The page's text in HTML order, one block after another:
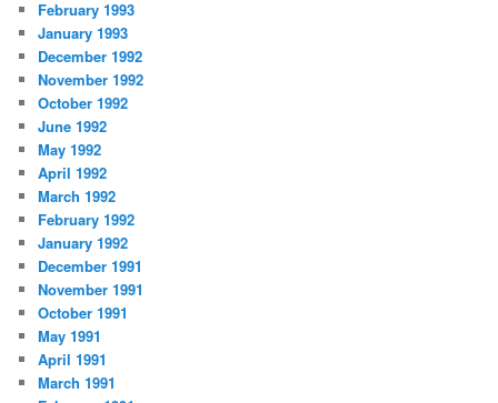
February 1993
January 1993
December 1992
November 1992
October 1992
June 1992
May 1992
April 1992
March 1992
February 1992
January 1992
December 1991
November 1991
October 1991
May 1991
April 1991
March 1991